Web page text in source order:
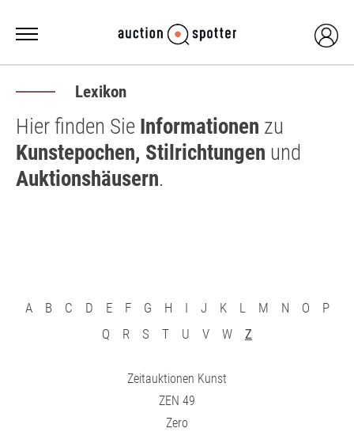
Lexikon
Hier finden Sie Informationen zu
Kunstepochen, Stilrichtungen und
Auktionshäusern.
A B C D E F G H I J K L M N O
P
Q
R S T U V W Z
Zeitauktionen Kunst
ZEN 49
Zero